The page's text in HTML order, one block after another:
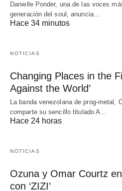
Danielle Ponder, una de las voces
generación del soul, anuncia…
Hace 34 minutos
NOTICIAS
Changing Places in the
Against the World’
La banda venezolana de prog-metal,
comparte su sencillo titulado A…
Hace 24 horas
NOTICIAS
Ozuna y Omar Courtz
con ‘ZIZI’